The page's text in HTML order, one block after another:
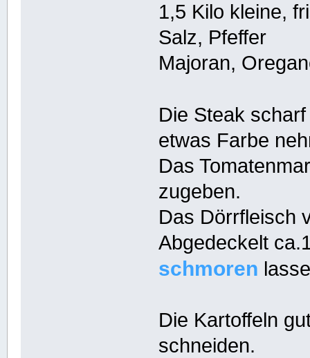
1,5 Kilo kleine,
Salz, Pfeffer
Majoran,
Die Steak
etwas Farbe
Das
zugeben.
Das Dörrfleisch
Abgedeckelt
schmoren
Die Kartoffeln
schneiden.